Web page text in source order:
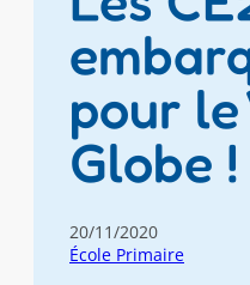
pour le
Globe !
20/11/2020
École Primaire